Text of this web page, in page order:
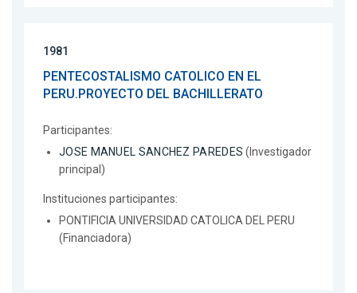
1981
PENTECOSTALISMO CATOLICO EN EL
PERU.PROYECTO DEL BACHILLERATO
Participantes:
JOSE MANUEL SANCHEZ PAREDES (Investigador
principal)
Instituciones participantes:
PONTIFICIA UNIVERSIDAD CATOLICA DEL PERU
(Financiadora)